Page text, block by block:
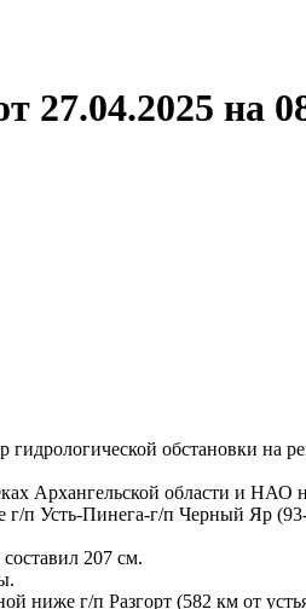
27.04.2025 на
гидрологической обстановки на
Архангельской области и НАО
п Усть-Пинега-г/п Черный Яр
207 см.
ниже г/п Разгорт (582 км от